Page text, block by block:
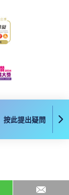
通知」
親往報名中
所需費用。
課程負責
及支援
建議選用
按此提出疑問
折